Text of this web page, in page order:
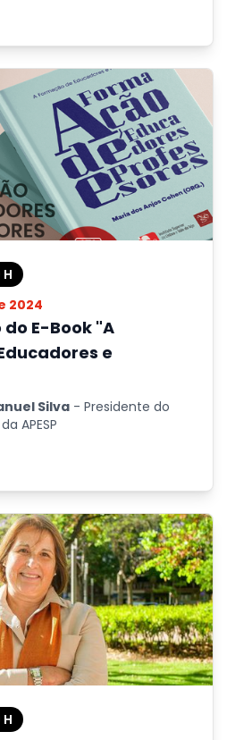
H
2024
E-Book "A
e
Silva - Presidente do
APESP
H